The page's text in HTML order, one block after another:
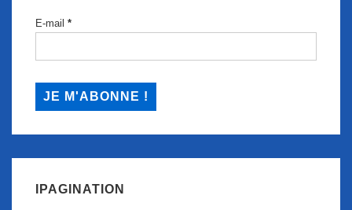
E-mail *
IPAGINATION